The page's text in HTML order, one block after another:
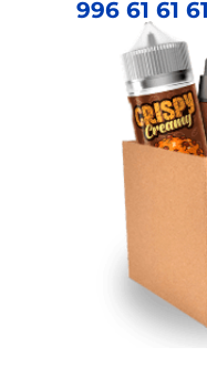
996 61 61 61